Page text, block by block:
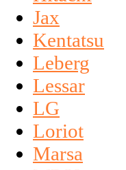
Jax
Kentatsu
Leberg
Lessar
LG
Loriot
Marsa